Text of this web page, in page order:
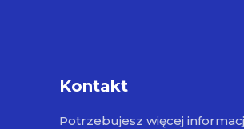
Kontakt
Potrzebujesz więcej